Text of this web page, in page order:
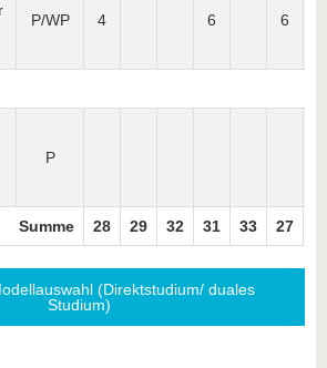
P/WP 4 6 6
P
Summe 28 29 32 31 33 27
(Direktstudium/ duales
Studium)